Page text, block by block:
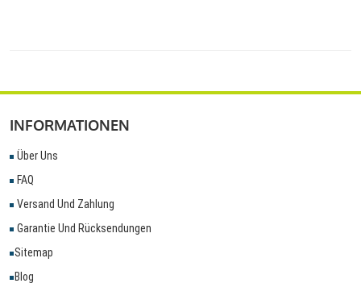
INFORMATIONEN
Über Uns
FAQ
Versand Und Zahlung
Garantie Und Rücksendungen
Sitemap
Blog